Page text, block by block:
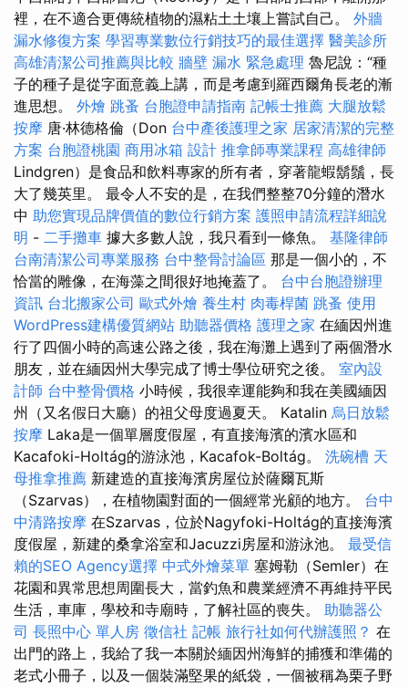
裡，在不適合更傳統植物的濕粘土土壤上嘗試自己。 外牆
漏水修復方案 學習專業數位行銷技巧的最佳選擇 醫美診所
高雄清潔公司推薦與比較 牆壁 漏水 緊急處理 魯尼說：“種
子的種子是從字面意義上講，而是考慮到羅西爾角長老的漸
進思想。 外燴 跳蚤 台胞證申請指南 記帳士推薦 大腿放鬆
按摩 唐·林德格倫（Don 台中產後護理之家 居家清潔的完整
方案 台胞證桃園 商用冰箱 設計 推拿師專業課程 高雄律師
Lindgren）是食品和飲料專家的所有者，穿著龍蝦鬍鬚，長
大了幾英里。 最令人不安的是，在我們整整70分鐘的潛水
中 助您實現品牌價值的數位行銷方案 護照申請流程詳細說
明 - 二手攤車 據大多數人說，我只看到一條魚。 基隆律師
台南清潔公司專業服務 台中整骨討論區 那是一個小的，不
恰當的雕像，在海藻之間很好地掩蓋了。 台中台胞證辦理
資訊 台北搬家公司 歐式外燴 養生村 肉毒桿菌 跳蚤 使用
WordPress建構優質網站 助聽器價格 護理之家 在緬因州進
行了四個小時的高速公路之後，我在海灘上遇到了兩個潛水
朋友，並在緬因州大學完成了博士學位研究之後。 室內設
計師 台中整骨價格 小時候，我很幸運能夠和我在美國緬因
州（又名假日大廳）的祖父母度過夏天。 Katalin 烏日放鬆
按摩 Laka是一個單層度假屋，有直接海濱的濱水區和
Kacafoki-Holtág的游泳池，Kacafok-Boltág。 洗碗槽 天
母推拿推薦 新建造的直接海濱房屋位於薩爾瓦斯
（Szarvas），在植物園對面的一個經常光顧的地方。 台中
中清路按摩 在Szarvas，位於Nagyfoki-Holtág的直接海濱
度假屋，新建的桑拿浴室和Jacuzzi房屋和游泳池。 最受信
賴的SEO Agency選擇 中式外燴菜單 塞姆勒（Semler）在
花園和異常思想周圍長大，當釣魚和農業經濟不再維持平民
生活，車庫，學校和寺廟時，了解社區的喪失。 助聽器公
司 長照中心 單人房 徵信社 記帳 旅行社如何代辦護照？ 在
出門的路上，我給了我一本關於緬因州海鮮的捕獲和準備的
老式小冊子，以及一個裝滿堅果的紙袋，一個被稱為栗子野